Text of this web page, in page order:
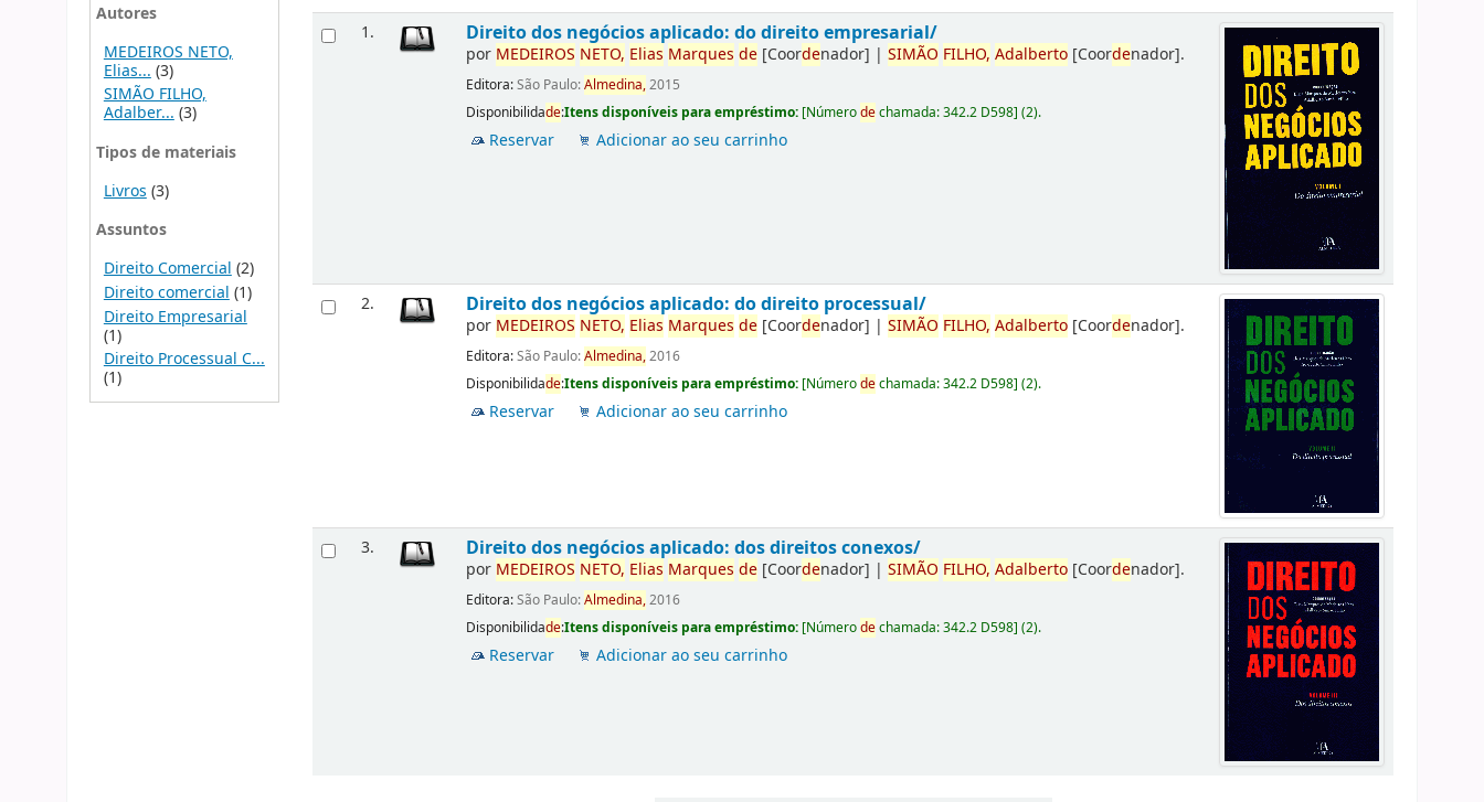
Autores
MEDEIROS NETO,
Elias... (3)
SIMÃO FILHO,
Adalber...(3)
Tipos de materiais
Livros (3)
Assuntos
Direito Comercial (2)
Direito comercial (1)
Direito Empresarial
(1)
Direito Processual C...
(1)
1. Direito dos negócios aplicado: do direito empresarial/
por MEDEIROS NETO, Elias Marques de [Coordenador] |SIMÃO FILHO, Adalberto [Coordenador].
Editora:São Paulo:Almedina,2015
Disponibilidade:Itens disponíveis para empréstimo: [Númerodechamada:342.2 D598](2).
Reservar Adicionar ao seu carrinho
2. Direito dos negócios aplicado: do direito processual/
por MEDEIROS NETO, Elias Marques de [Coordenador] |SIMÃO FILHO, Adalberto [Coordenador].
Editora:São Paulo:Almedina,2016
Disponibilidade:Itens disponíveis para empréstimo: [Númerodechamada:342.2 D598](2).
Reservar Adicionar ao seu carrinho
3. Direito dos negócios aplicado: dos direitos conexos/
por MEDEIROS NETO, Elias Marques de [Coordenador] |SIMÃO FILHO, Adalberto [Coordenador].
Editora:São Paulo:Almedina,2016
Disponibilidade:Itens disponíveis para empréstimo: [Númerodechamada:342.2 D598](2).
Reservar Adicionar ao seu carrinho